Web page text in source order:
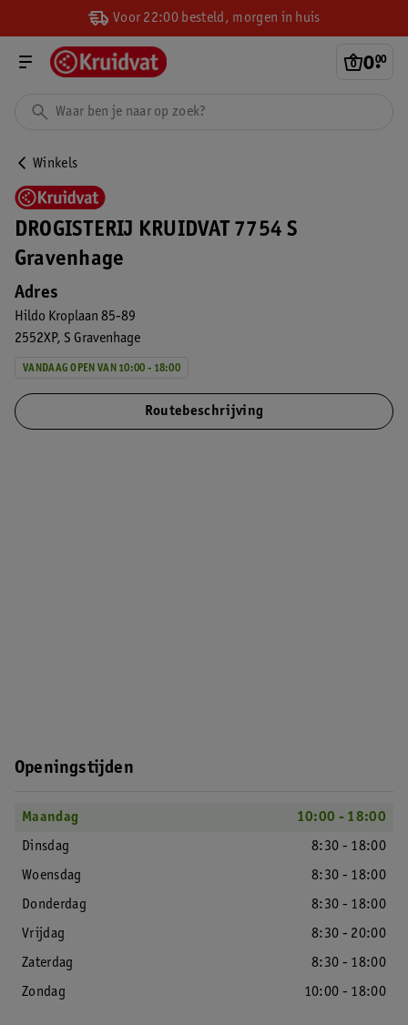
Voor 22:00 besteld, morgen in huis
0.
00
Winkels
DROGISTERIJ KRUIDVAT 7754 S
Gravenhage
Adres
Hildo Kroplaan 85-89
2552XP S Gravenhage
VANDAAG OPEN VAN 10:00 - 18:00
Routebeschrijving
Openingstijden
Maandag
10:00 - 18:00
Dinsdag
8:30 - 18:00
Woensdag
8:30 - 18:00
Donderdag
8:30 - 18:00
Vrijdag
8:30 - 20:00
Zaterdag
8:30 - 18:00
Zondag
10:00 - 18:00